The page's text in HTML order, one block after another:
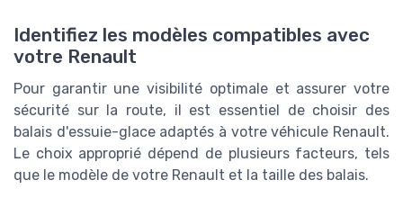
Identifiez les modèles compatibles avec
votre Renault
Pour garantir une visibilité optimale et assurer votre
sécurité sur la route, il est essentiel de choisir des
balais d'essuie-glace adaptés à votre véhicule Renault.
Le choix approprié dépend de plusieurs facteurs, tels
que le modèle de votre Renault et la taille des balais.